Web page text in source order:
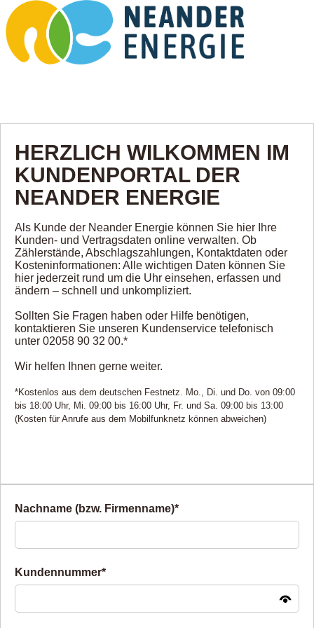
Nachname (bzw. Firmenname)*
Kundennummer*
HERZLICH WILKOMMEN IM
KUNDENPORTAL DER
NEANDER ENERGIE
Als Kunde der Neander Energie können Sie hier Ihre
Kunden- und Vertragsdaten online verwalten. Ob
Zählerstände, Abschlagszahlungen, Kontaktdaten oder
Kosteninformationen: Alle wichtigen Daten können Sie
hier jederzeit rund um die Uhr einsehen, erfassen und
ändern – schnell und unkompliziert.
Sollten Sie Fragen haben oder Hilfe benötigen,
kontaktieren Sie unseren Kundenservice telefonisch
unter 02058 90 32 00.*
Wir helfen Ihnen gerne weiter.
*Kostenlos aus dem deutschen Festnetz. Mo., Di. und Do. von 09:00
bis 18:00 Uhr, Mi. 09:00 bis 16:00 Uhr, Fr. und Sa. 09:00 bis 13:00
(Kosten für Anrufe aus dem Mobilfunknetz können abweichen)